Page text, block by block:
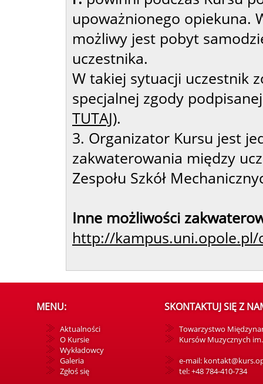
upoważnionego opiekuna.
możliwy jest pobyt
uczestnika.
W takiej sytuacji uczestnik
specjalnej zgody
TUTAJ).
3. Organizator Kursu jest
zakwaterowania między
Zespołu Szkół
Inne możliwości
http://
MENU:
Aktualności
O Kursie
Wykładowcy
Galeria
Zgłoś się
SKONTAKTUJ SIĘ Z
Towarzystwo
Kursów Muzycznych
e-mail:
tel: +48 784-410-734